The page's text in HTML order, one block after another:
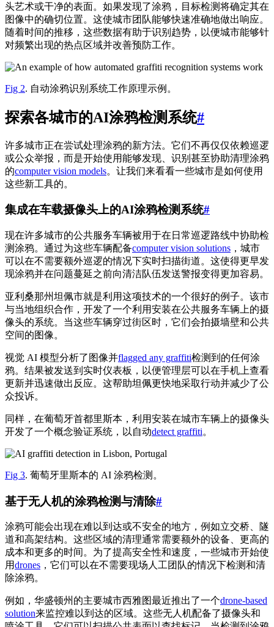
头艺术或干净的表面。如果发现了涂鸦，目标检测将确定其在
图像中的确切位置。这使城市团队能够快速准确地做出响应。
随着时间的推移，这些数据有助于识别趋势，以便城市能够针
对频繁出现的热点区域并改善预防工作。
Fig 2. 自动涂鸦识别系统工作原理示例。
探索各城市的AI涂鸦检测系统#
许多城市正在尝试处理涂鸦的新方法。它们不再仅仅依赖巡逻
或公众举报，而是开始使用能够发现、识别甚至协助清理涂鸦
的computer vision models。让我们来看看一些城市是如何使用
这些新工具的。
集成在车载摄像头上的AI涂鸦检测系统#
现在许多城市的公共服务车辆被用于在日常巡逻路线中协助检
测涂鸦。通过为这些车辆配备computer vision solutions ，城市
可以在不需要额外巡逻的情况下实时扫描街道。这使得更早发
现涂鸦并在问题蔓延之前向清洁队伍发送警报变得更加容易。
亚利桑那州坦佩市就是利用这项技术的一个很好的例子。该市
与当地组织合作，开发了一个利用安装在公共服务车辆上的摄
像头的系统。当这些车辆穿过街区时，它们会拍摄墙壁和公共
空间的图像。
视觉 AI 模型分析了图像并flagged any graffiti检测到的任何涂
鸦。结果被发送到实时仪表板，以便管理层可以在手机上查看
更新并迅速做出反应。这帮助坦佩更快地采取行动并减少了公
众投诉。
同样，在葡萄牙首都里斯本，利用安装在城市车辆上的摄像头
开发了一个概念验证系统，以自动detect graffiti。
Fig 3. 葡萄牙里斯本的 AI 涂鸦检测。
基于无人机的涂鸦检测与清除#
涂鸦可能会出现在难以到达或不安全的地方，例如立交桥、隧
道和高架结构。这些区域的清理通常需要额外的设备、更高的
成本和更多的时间。为了提高安全性和速度，一些城市开始使
用drones ，它们可以在不需要现场人工团队的情况下检测和清
除涂鸦。
例如，华盛顿州的主要城市西雅图最近推出了一个drone-based
solution来监控难以到达的区域。这些无人机配备了摄像头和